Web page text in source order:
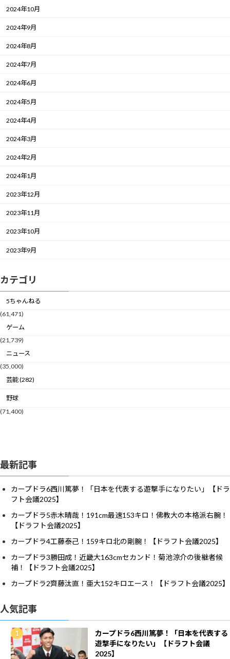
2024年10月
2024年9月
2024年8月
2024年7月
2024年6月
2024年5月
2024年4月
2024年3月
2024年2月
2024年1月
2023年12月
2023年11月
2023年10月
2023年9月
カテゴリ
5ちゃんねる
(61,471)
ゲーム
(21,739)
ニュース
(35,000)
芸能 (282)
野球
(71,400)
最新記事
カープドラ6西川篤夢！「日本を代表する遊撃手になりたい」【ドラ
フト会議2025】
カープドラ5赤木晴哉！191cm最速153キロ！佛教大の本格派右腕！
【ドラフト会議2025】
カープドラ4工藤泰己！159キロ北の剛腕！【ドラフト会議2025】
カープドラ3勝田成！近畿大163cmセカンド！菊池涼介の後継者候
補！【ドラフト会議2025】
カープドラ2齊藤汰直！亜大152キロエース！【ドラフト会議2025】
人気記事
カープドラ6西川篤夢！「日本を代表する
遊撃手になりたい」【ドラフト会議
2025】